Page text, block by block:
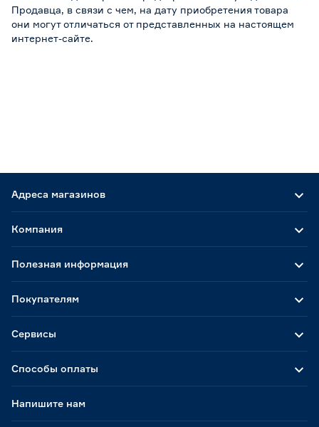
Продавца, в связи с чем, на дату приобретения товара
они могут отличаться от представленных на настоящем
интернет-сайте.
Адреса магазинов
Способы оплаты
Компания
Полезная информация
Покупателям
Сервисы
Напишите нам